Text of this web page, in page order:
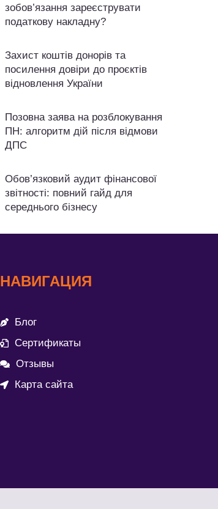
зобов’язання зареєструвати
податкову накладну?
Захист коштів донорів та
посилення довіри до проєктів
відновлення України
Позовна заява на розблокування
ПН: алгоритм дій після відмови
ДПС
Обов’язковий аудит фінансової
звітності: повний гайд для
середнього бізнесу
НАВИГАЦИЯ
Блог
Сертификаты
Отзывы
Карта сайта